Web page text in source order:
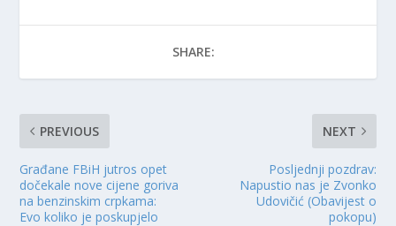
SHARE:
PREVIOUS
Građane FBiH jutros opet
dočekale nove cijene goriva
na benzinskim crpkama:
Evo koliko je poskupjelo
NEXT
Posljednji pozdrav:
Napustio nas je Zvonko
Udovičić (Obavijest o
pokopu)